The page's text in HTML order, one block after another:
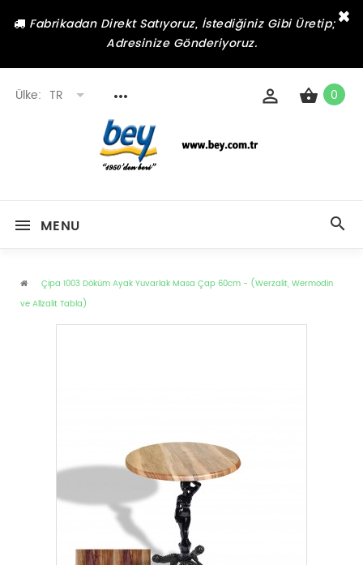
×
Fabrikadan Direkt Satıyoruz, İstediğiniz Gibi Üretip;
Adresinize Gönderiyoruz.
Ülke: TR 0
MENU
Çipa 1003 Döküm Ayak Yuvarlak Masa Çap 60cm - (Werzalit, Wermodin
ve Allzalit Tabla)